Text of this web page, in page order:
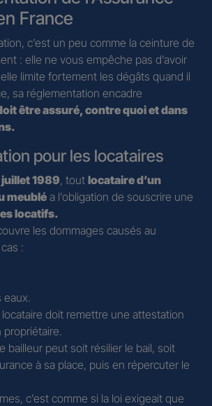
France
c’est un peu comme la ceinture de
: elle ne vous empêche pas d’avoir
limite fortement les dégâts quand il
sa réglementation encadre
être assuré, contre quoi et dans
pour les locataires
1989, tout locataire d’un
meublé a l’obligation de souscrire une
locatifs.
les dommages causés au
:
eaux.
doit remettre une attestation
propriétaire.
bailleur peut soit résilier le bail, soit
à sa place, puis en répercuter le
c’est comme si la loi exigeait que